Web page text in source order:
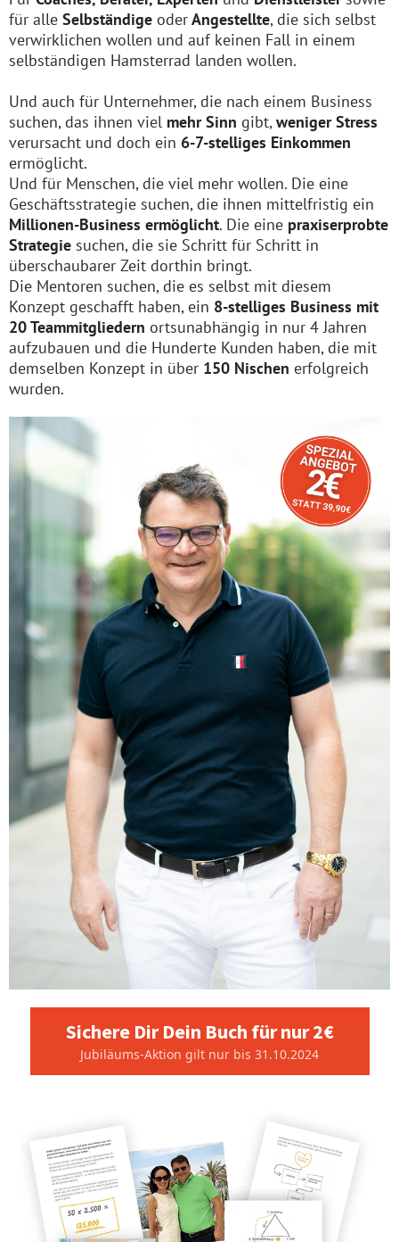
für alle Selbständige oderAngestellte, die sich selbst
verwirklichen wollen und auf keinen Fall in einem
selbständigen Hamsterrad landen wollen.
Und auch für Unternehmer, die nach einem Business
suchen, das ihnen viel mehr Sinn gibt,weniger Stress
verursacht und doch ein 6-7-stelliges Einkommen
ermöglicht.
Und für Menschen, die viel mehr wollen. Die eine
Geschäftsstrategie suchen, die ihnen mittelfristig ein
Millionen-Business ermöglicht. Die eine praxiserprobte
Strategie suchen, die sie Schritt für Schritt in
überschaubarer Zeit dorthin bringt.
Die Mentoren suchen, die es selbst mit diesem
Konzept geschafft haben, ein 8-stelliges Business mit
20 Teammitgliedern ortsunabhängig in nur 4 Jahren
aufzubauen und die Hunderte Kunden haben, die mit
demselben Konzept in über 150 Nischen erfolgreich
wurden.
Sichere Dir Dein Buch für nur 2€
Jubiläums-Aktion gilt nur bis 31.10.2024